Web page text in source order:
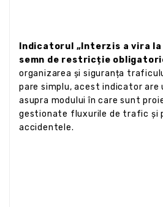
Indicatorul „Interzis a vira
semn de restricție
organizarea și siguranța
pare simplu, acest indicator are
asupra modului în care sunt
gestionate fluxurile de trafic și
accidentele.